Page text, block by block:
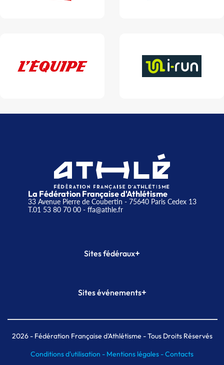
La Fédération Française d'Athlétisme
33 Avenue Pierre de Coubertin - 75640 Paris Cedex 13
T.01 53 80 70 00- ffa@athle.fr
Sites fédéraux+
Plateforme Formation
Sites événements+
Meeting de Paris indoor
MAIF Ekiden de Paris
2026- Fédération Française d'Athlétisme - Tous Droits Réservés
Conditions d'utilisation - Mentions légales -Contacts